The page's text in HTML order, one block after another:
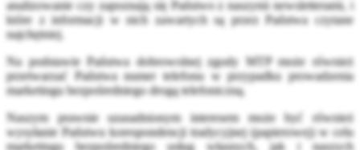
analizowanie czy zapoznają się Państwo z naszymi newsletterami, i
które z informacji w nich zawartych są przez Państwa czytane
najchętniej.
Na podstawie Państwa dobrowolnej zgody MTP może również
przetwarzać Państwa numer telefonu w przypadku prowadzenia
marketingu bezpośredniego drogą telefoniczną.
Naszym prawnie uzasadnionym interesem może być również
wysyłanie Państwu korespondencji tradycyjnej (papierowej) w celu
marketingu bezpośredniego usług własnych, jak i naszych